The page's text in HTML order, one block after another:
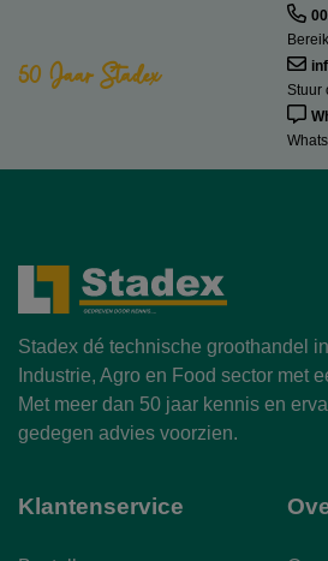
50 Jaar Stadex
Stuur
Stadex dé technische groothandel
Industrie, Agro en Food sector met
Met meer dan 50 jaar kennis en
gedegen advies voorzien.
Klantenservice